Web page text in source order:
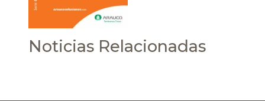
Noticias Relacionadas